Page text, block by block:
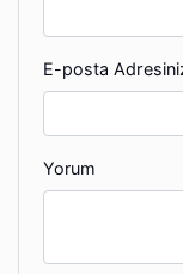
E-posta
Yorum